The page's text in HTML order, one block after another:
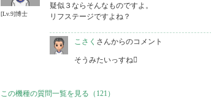
[Lv.9]博士
疑似３ならそんなものですよ。
リフステージですよね？
こさく さんからのコメント
そうみたいっすね
この機種の質問一覧を見る（121）